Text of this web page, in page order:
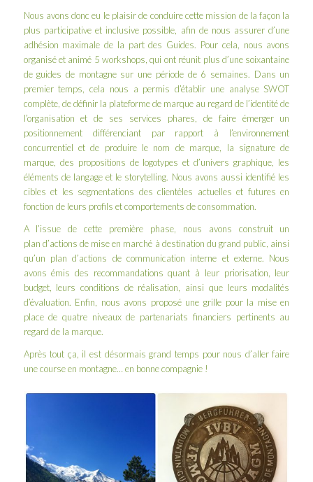
Nous avons donc eu le plaisir de conduire cette mission de la façon la
plus participative et inclusive possible, afin de nous assurer d’une
adhésion maximale de la part des Guides. Pour cela, nous avons
organisé et animé 5 workshops, qui ont réunit plus d’une soixantaine
de guides de montagne sur une période de 6 semaines. Dans un
premier temps, cela nous a permis d’établir une analyse SWOT
complète, de définir la plateforme de marque au regard de l’identité de
l’organisation et de ses services phares, de faire émerger un
positionnement différenciant par rapport à l’environnement
concurrentiel et de produire le nom de marque, la signature de
marque, des propositions de logotypes et d’univers graphique, les
éléments de langage et le storytelling. Nous avons aussi identifié les
cibles et les segmentations des clientèles actuelles et futures en
fonction de leurs profils et comportements de consommation.
A l’issue de cette première phase, nous avons construit un
plan d’actions de mise en marché à destination du grand public, ainsi
qu’un plan d’actions de communication interne et externe. Nous
avons émis des recommandations quant à leur priorisation, leur
budget, leurs conditions de réalisation, ainsi que leurs modalités
d’évaluation. Enfin, nous avons proposé une grille pour la mise en
place de quatre niveaux de partenariats financiers pertinents au
regard de la marque.
Après tout ça, il est désormais grand temps pour nous d’aller faire
une course en montagne… en bonne compagnie !